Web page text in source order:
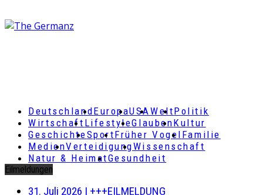
DeutschlandEuropaUSAWeltPolitik
Wirtschaft LifestyleGlaubenKultur
GeschichteSportFrüher Vogel Familie
MedienVerteidigungWissenschaft
Natur & HeimatGesundheit
Eilmeldungen
31. Juli 2026 | +++EILMELDUNG